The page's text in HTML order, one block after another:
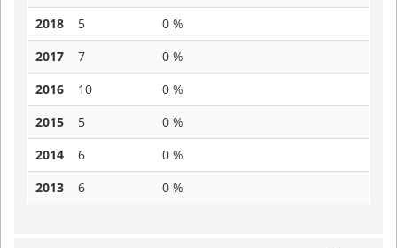
2018
5
0 %
2017
7
0 %
2016
10
0 %
2015
5
0 %
2014
6
0 %
2013
6 0 %